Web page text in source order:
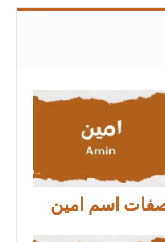
اسم امين